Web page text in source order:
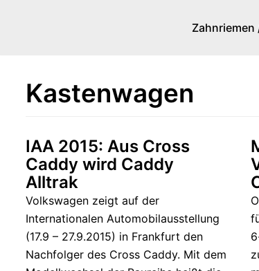
Zahnriemen
Kastenwagen
IAA 2015: Aus Cross
Caddy wird Caddy
Alltrak
Volkswagen zeigt auf der
Internationalen Automobilausstellung
(17.9 – 27.9.2015) in Frankfurt den
Nachfolger des Cross Caddy. Mit dem